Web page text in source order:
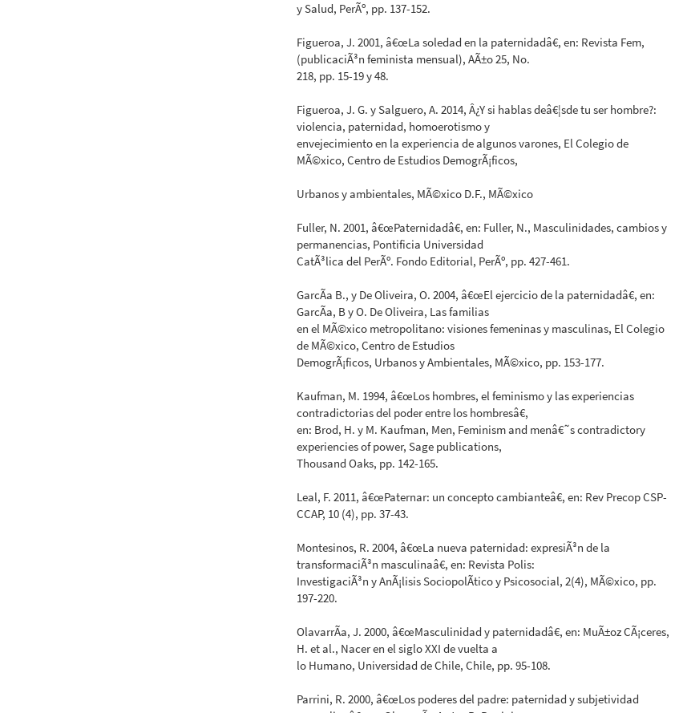
y Salud, PerÃº, pp. 137-152.
Figueroa, J. 2001, â€œLa soledad en la paternidadâ€, en: Revista Fem,
(publicaciÃ³n feminista mensual), AÃ±o 25, No.
218, pp. 15-19 y 48.
Figueroa, J. G. y Salguero, A. 2014, Â¿Y si hablas deâ€¦sde tu ser hombre?:
violencia, paternidad, homoerotismo y
envejecimiento en la experiencia de algunos varones, El Colegio de
MÃ©xico, Centro de Estudios DemogrÃ¡ficos,
Urbanos y ambientales, MÃ©xico D.F., MÃ©xico
Fuller, N. 2001, â€œPaternidadâ€, en: Fuller, N., Masculinidades, cambios y
permanencias, Pontificia Universidad
CatÃ³lica del PerÃº. Fondo Editorial, PerÃº, pp. 427-461.
GarcÃ­a B., y De Oliveira, O. 2004, â€œEl ejercicio de la paternidadâ€, en:
GarcÃ­a, B y O. De Oliveira, Las familias
en el MÃ©xico metropolitano: visiones femeninas y masculinas, El Colegio
de MÃ©xico, Centro de Estudios
DemogrÃ¡ficos, Urbanos y Ambientales, MÃ©xico, pp. 153-177.
Kaufman, M. 1994, â€œLos hombres, el feminismo y las experiencias
contradictorias del poder entre los hombresâ€,
en: Brod, H. y M. Kaufman, Men, Feminism and menâ€˜s contradictory
experiencies of power, Sage publications,
Thousand Oaks, pp. 142-165.
Leal, F. 2011, â€œPaternar: un concepto cambianteâ€, en: Rev Precop CSP-
CCAP, 10 (4), pp. 37-43.
Montesinos, R. 2004, â€œLa nueva paternidad: expresiÃ³n de la
transformaciÃ³n masculinaâ€, en: Revista Polis:
InvestigaciÃ³n y AnÃ¡lisis SociopolÃ­tico y Psicosocial, 2(4), MÃ©xico, pp.
197-220.
OlavarrÃ­a, J. 2000, â€œMasculinidad y paternidadâ€, en: MuÃ±oz CÃ¡ceres,
H. et al., Nacer en el siglo XXI de vuelta a
lo Humano, Universidad de Chile, Chile, pp. 95-108.
Parrini, R. 2000, â€œLos poderes del padre: paternidad y subjetividad